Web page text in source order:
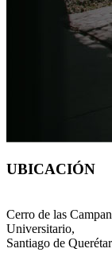
UBICACIÓN
Cerro de las
Universitario,
Santiago de